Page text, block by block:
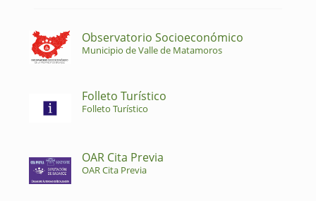
Observatorio Socioeconómico
Municipio de Valle de Matamoros
Folleto Turístico
Folleto Turístico
OAR Cita Previa
OAR Cita Previa